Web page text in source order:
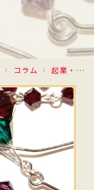
コラム 起業・複業